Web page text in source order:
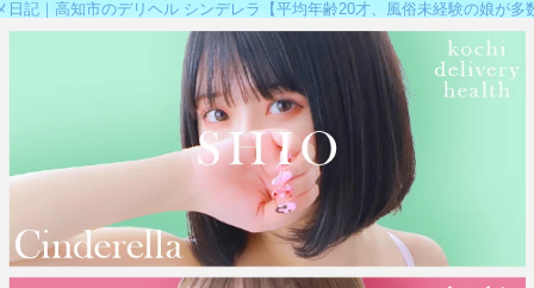
日記｜高知市のデリヘル シンデレラ【平均年齢20才、風俗未経験の娘が多